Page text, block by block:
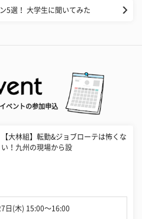
5選！ 大学生に聞いてみた
ベントの参加申込
【大林組】転勤&ジョブローテは怖くな
い！九州の現場から設
日(木) 15:00〜16:00